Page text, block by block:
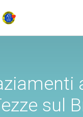
sul